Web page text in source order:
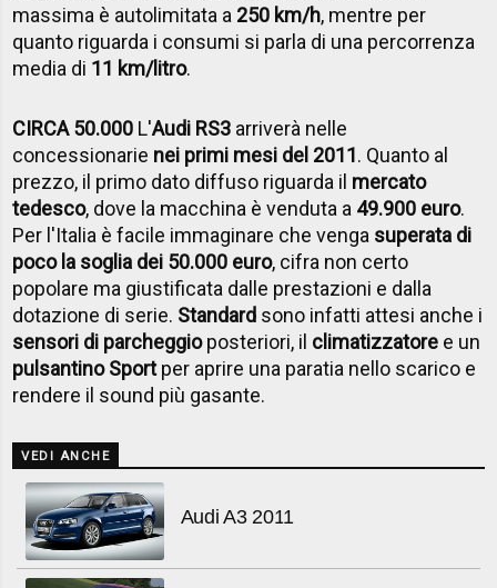
massima è autolimitata a 250 km/h, mentre per
quanto riguarda i consumi si parla di una percorrenza
media di 11 km/litro.
CIRCA 50.000 L'Audi RS3 arriverà nelle
concessionarie nei primi mesi del 2011. Quanto al
prezzo, il primo dato diffuso riguarda il mercato
tedesco, dove la macchina è venduta a 49.900 euro.
Per l'Italia è facile immaginare che venga superata di
poco la soglia dei 50.000 euro, cifra non certo
popolare ma giustificata dalle prestazioni e dalla
dotazione di serie. Standard sono infatti attesi anche i
sensori di parcheggioposteriori, il climatizzatore e un
pulsantino Sportper aprire una paratia nello scarico e
rendere il sound più gasante.
VEDI ANCHE
Audi A3 2011